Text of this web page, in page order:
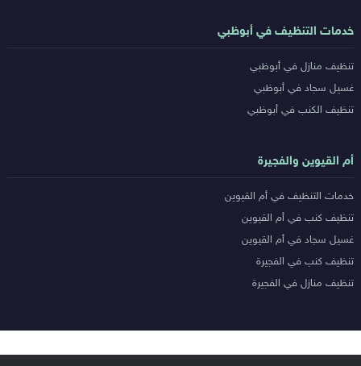
خدمات التنظيف في أبوظبي
تنظيف منازل في أبوظبي
غسيل سجاد في أبوظبي
تنظيف الكنب في أبوظبي
أم القيوين والفجيرة
خدمات التنظيف في أم القيوين
تنظيف كنب في أم القيوين
غسيل سجاد في أم القيوين
تنظيف كنب في الفجيرة
تنظيف منازل في الفجيرة